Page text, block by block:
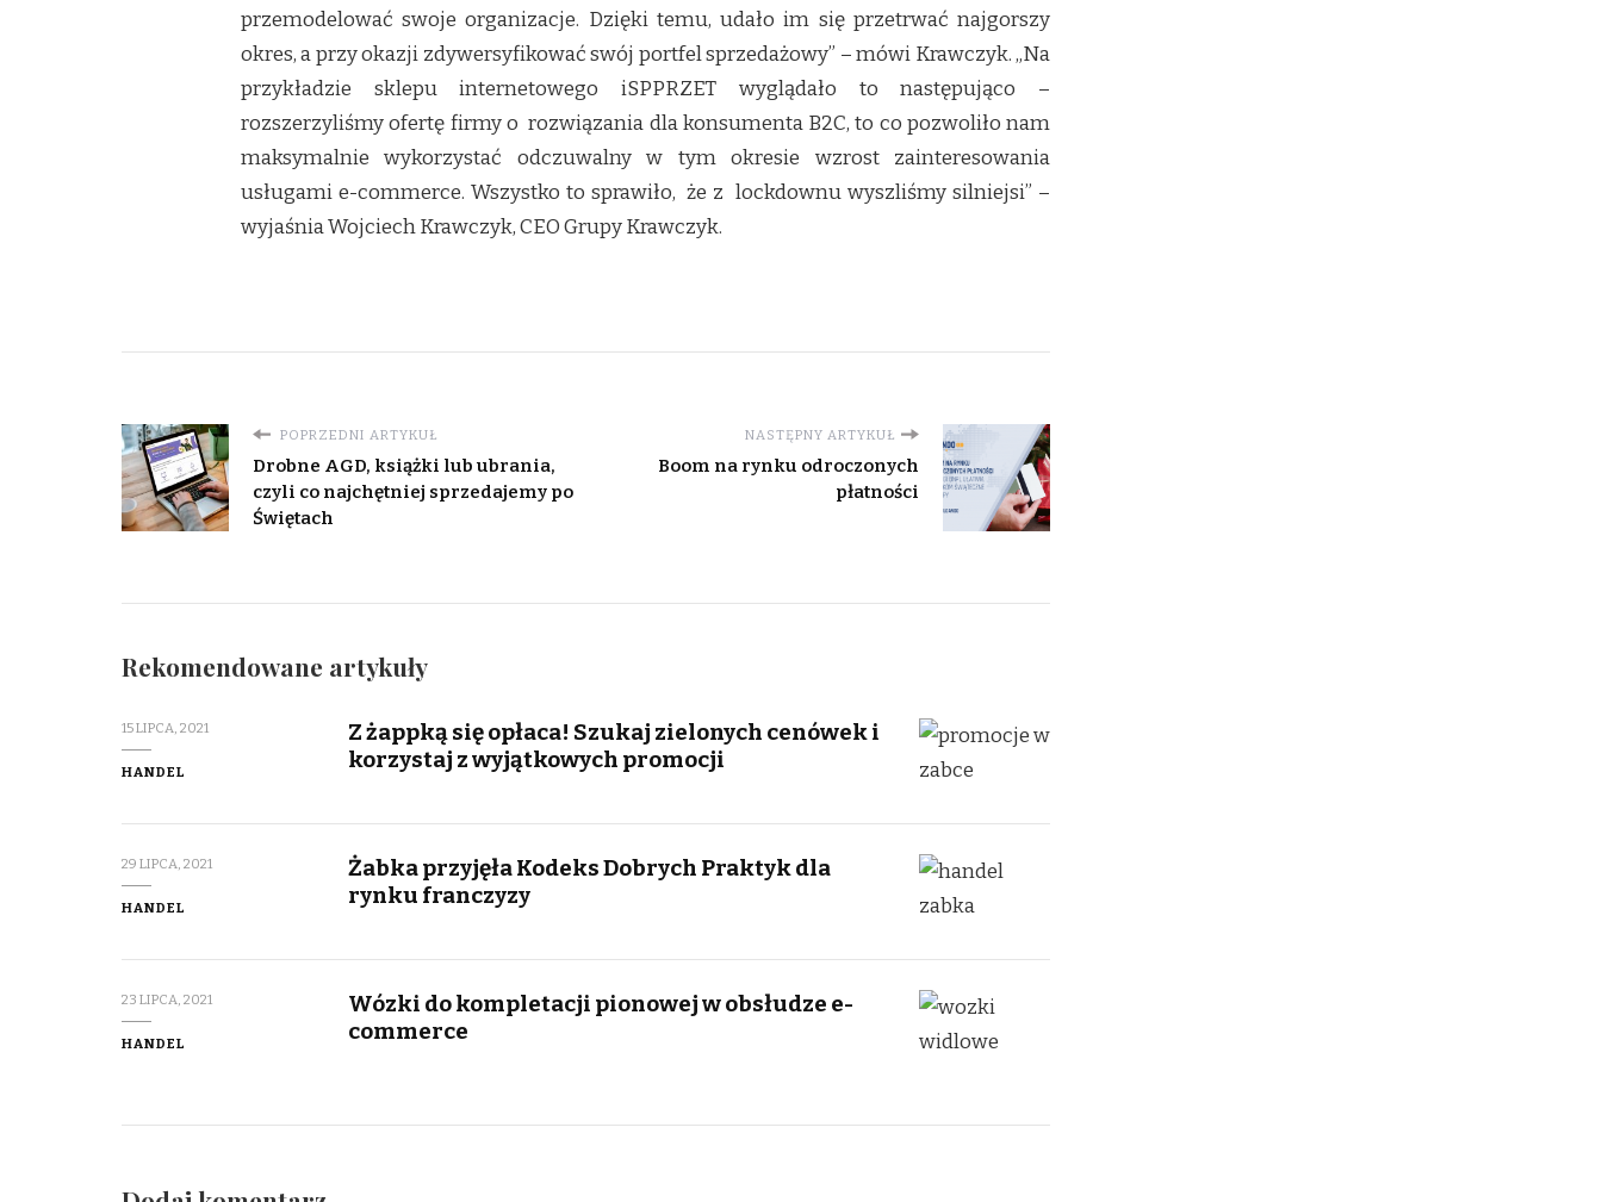
przemodelować swoje organizacje. Dzięki temu, udało im się przetrwać najgorszy
okres, a przy okazji zdywersyfikować swój portfel sprzedażowy” – mówi Krawczyk. „Na
przykładzie sklepu internetowego iSPPRZET wyglądało to następująco –
rozszerzyliśmy ofertę firmy o rozwiązania dla konsumenta B2C, to co pozwoliło nam
maksymalnie wykorzystać odczuwalny w tym okresie wzrost zainteresowania
usługami e-commerce. Wszystko to sprawiło, że z lockdownu wyszliśmy silniejsi” –
wyjaśnia Wojciech Krawczyk, CEO Grupy Krawczyk.
POPRZEDNI ARTYKUŁ
Drobne AGD, książki lub ubrania,
czyli co najchętniej sprzedajemy po
Świętach
NASTĘPNY ARTYKUŁ
Boom na rynku odroczonych
płatności
Rekomendowane artykuły
15 LIPCA, 2021
HANDEL
Z żappką się opłaca! Szukaj zielonych cenówek i
korzystaj z wyjątkowych promocji
29 LIPCA, 2021
HANDEL
Żabka przyjęła Kodeks Dobrych Praktyk dla
rynku franczyzy
23 LIPCA, 2021
HANDEL
Wózki do kompletacji pionowej w obsłudze e-
commerce